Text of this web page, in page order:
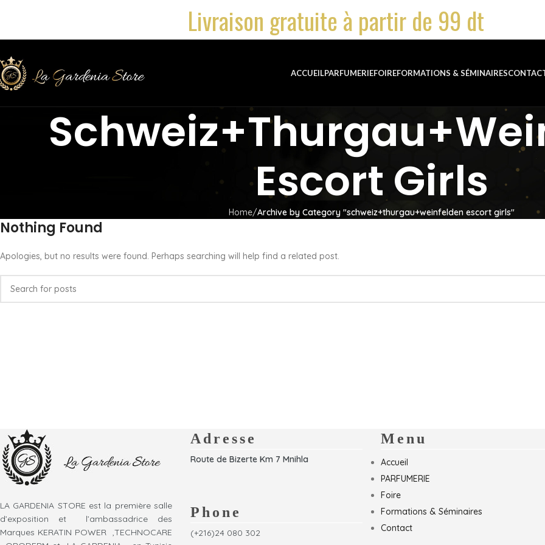
Livraison gratuite à partir de 99 dt
ACCUEILPARFUMERIEFOIREFORMATIONS & SÉMINAIRES
Escort Girls
Home Archive by Category "schweiz+thurgau+weinfelden escort girls"
Nothing Found
Apologies, but no results were found. Perhaps searching will help find a related post.
LA GARDENIA STORE est la première salle
d’exposition et l’ambassadrice des
Marques KERATIN POWER ,TECHNOCARE
Adresse
Route de Bizerte Km 7 Mnihla
Phone
(+216)24 080 302
Menu
Accueil
PARFUMERIE
Foire
Formations & Séminaires
Contact